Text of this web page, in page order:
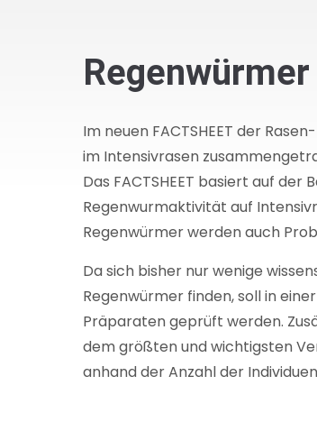
Im neuen FACTSHEET der
im Intensivrasen
Das FACTSHEET basiert auf
Regenwurmaktivität auf
Regenwürmer werden auch
Da sich bisher nur wenige
Regenwürmer finden, soll in
Präparaten geprüft werden.
dem größten und wichtigsten
anhand der Anzahl der